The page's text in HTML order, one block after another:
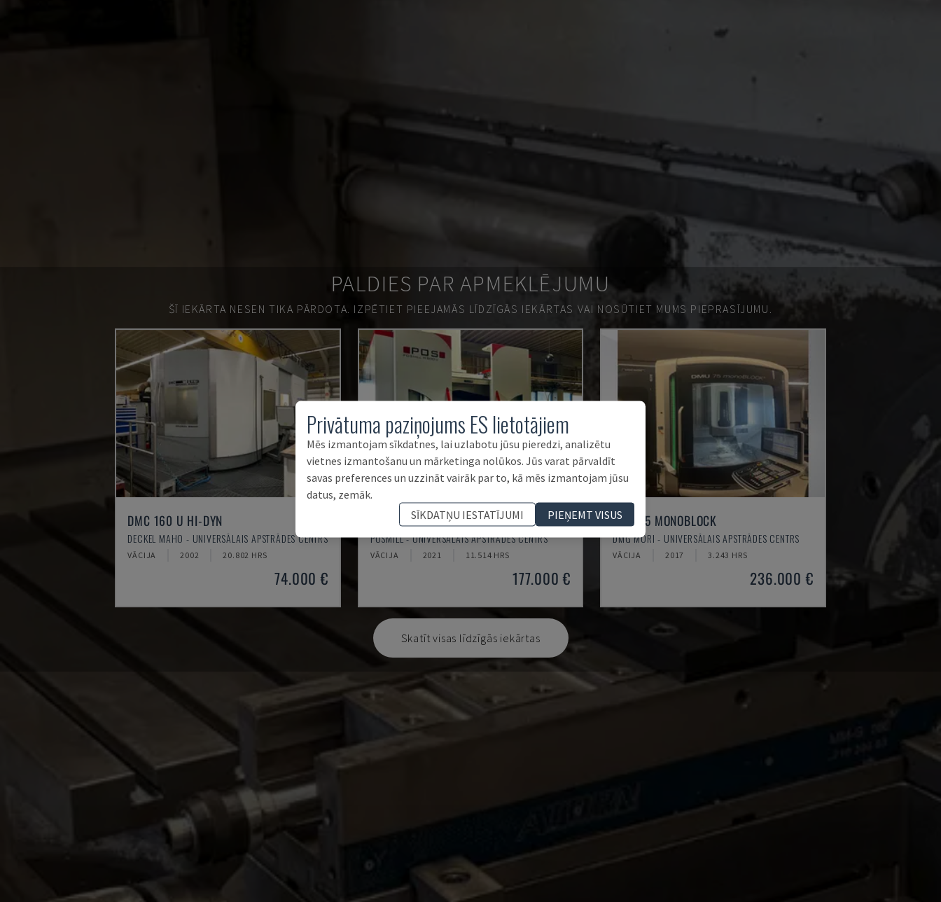
PALDIES PAR APMEKLĒJUMU
ŠĪ IEKĀRTA NESEN TIKA PĀRDOTA. IZPĒTIET PIEEJAMĀS LĪDZĪGĀS IEKĀRTAS VAI NOSŪTIET MUMS PIEPRASĪJUMU.
DMC 160 U HI-DYN
DECKEL MAHO - UNIVERSĀLAIS APSTRĀDES CENTRS
VĀCIJA 2002 20.802 HRS
74.000 €
H800U
POSMILL - UNIVERSĀLAIS APSTRĀDES CENTRS
VĀCIJA 2021 11.514 HRS
177.000 €
DMU 75 MONOBLOCK
DMG MORI - UNIVERSĀLAIS APSTRĀDES CENTRS
VĀCIJA 2017 3.243 HRS
236.000 €
Skatīt visas līdzīgās iekārtas
Privātuma paziņojums ES lietotājiem
Mēs izmantojam sīkdatnes, lai uzlabotu jūsu pieredzi, analizētu
vietnes izmantošanu un mārketinga nolūkos. Jūs varat pārvaldīt
savas preferences un uzzināt vairāk par to, kā mēs izmantojam jūsu
datus, zemāk.
SĪKDATŅU IESTATĪJUMI
PIEŅEMT VISUS